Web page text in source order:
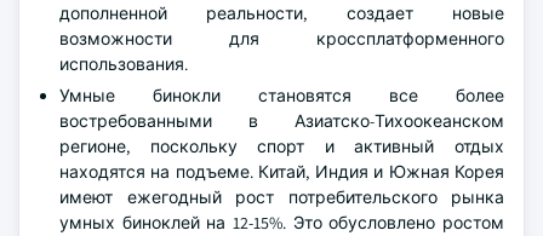
дополненной реальности, создает новые
возможности для кроссплатформенного
использования.
Умные бинокли становятся все более
востребованными в Азиатско-Тихоокеанском
регионе, поскольку спорт и активный отдых
находятся на подъеме. Китай, Индия и Южная Корея
имеют ежегодный рост потребительского рынка
умных биноклей на 12-15%. Это обусловлено ростом